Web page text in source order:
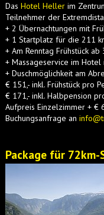
Das Hotel Heller im
Teilnehmer der
+ 2 Übernachtungen mit
+ 1 Startplatz für die 211
+ Am Renntag Frühstück
+ Massageservice im Hotel
+ Duschmöglichkeit am
€ 151,- inkl. Frühstück pro
€ 171,- inkl. Halbpension
Aufpreis Einzelzimmer + €
Buchungsanfrage an
Package für